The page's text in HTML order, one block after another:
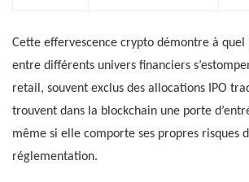
Cette effervescence crypto démontre à
entre différents univers financiers
retail, souvent exclus des allocations IPO
trouvent dans la blockchain une porte
même si elle comporte ses propres risques
réglementation.